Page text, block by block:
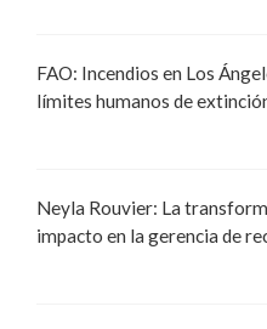
FAO: Incendios en Los
límites humanos de
Neyla Rouvier: La
impacto en la gerencia de